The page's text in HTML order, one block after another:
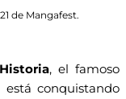
de Mangafest.
, el famoso
conquistando